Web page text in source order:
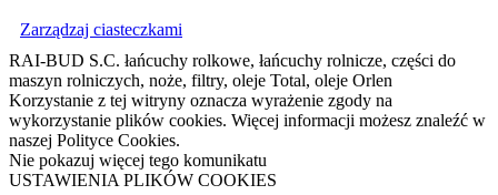
Zarządzaj ciasteczkami
RAI-BUD S.C. łańcuchy rolkowe, łańcuchy rolnicze, części do
maszyn rolniczych, noże, filtry, oleje Total, oleje Orlen
Korzystanie z tej witryny oznacza wyrażenie zgody na
wykorzystanie plików cookies. Więcej informacji możesz znaleźć w
naszej Polityce Cookies.
Nie pokazuj więcej tego komunikatu
USTAWIENIA PLIKÓW COOKIES